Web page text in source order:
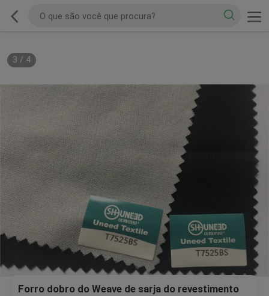
3 / 4
Forro dobro do Weave de sarja do revestimento